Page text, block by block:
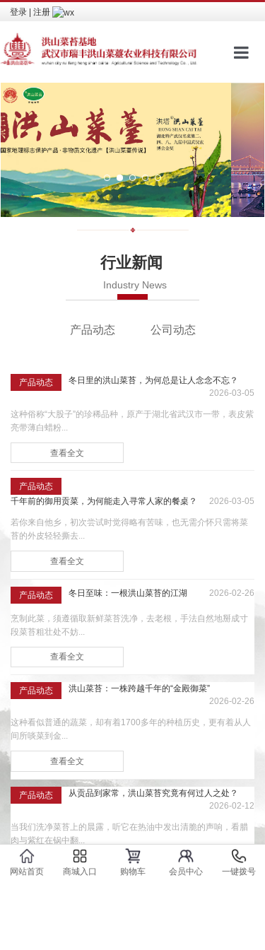
网
包
新
登录 注册
行业新闻
Industry News
产品动态 公司动态
产品动态
冬日里的洪山菜苔，为何总是让人念念不忘？
2026-03-05
这种俗称“大股子”的珍稀品种，原产于湖北省武汉市一带，表皮紫
亮带薄白蜡粉...
查看全文
产品动态
千年前的御用贡菜，为何能走入寻常人家的餐桌？
2026-03-05
若你来自他乡，初次尝试时觉得略有苦味，也无需介怀只需将菜
苔的外皮轻轻撕去...
查看全文
产品动态 冬日至味：一根洪山菜苔的江湖 2026-02-26
烹制此菜，须遵循取新鲜菜苔洗净，去老根，手法自然地掰成寸
段菜苔粗壮处不妨...
查看全文
产品动态
洪山菜苔：一株跨越千年的“金殿御菜”
2026-02-26
这种看似普通的蔬菜，却有着1700多年的种植历史，更有着从人
间所啖菜到金...
查看全文
产品动态
从贡品到家常，洪山菜苔究竟有何过人之处？
2026-02-12
当我们洗净菜苔上的晨露，听它在热油中发出清脆的声响，看腊
肉与紫红在锅中翻...
查看全文
网站首页 商城入口 购物车 会员中心 一键拨号